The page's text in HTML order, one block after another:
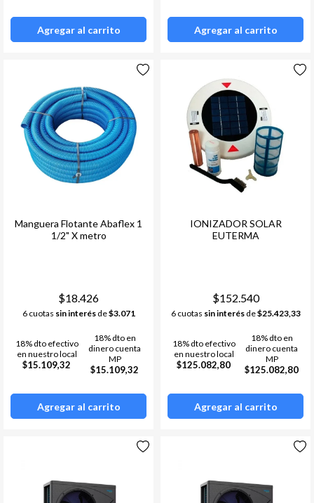
Agregar al carrito Agregar al carrito
Manguera Flotante Abaflex 1
1/2" X metro
$18.426
6 cuotas sin interésde$3.071
18% dto efectivo
en nuestro local
$15.109,32
18% dto en
dinero cuenta
MP
$15.109,32
Agregar al carrito
IONIZADOR SOLAR
EUTERMA
$152.540
6 cuotas sin interésde$25.423,33
18% dto efectivo
en nuestro local
$125.082,80
18% dto en
dinero cuenta
MP
$125.082,80
Agregar al carrito